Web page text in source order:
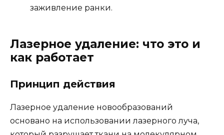
заживление ранки.
Лазерное удаление: что это и
как работает
Принцип действия
Лазерное удаление новообразований
основано на использовании лазерного луча,